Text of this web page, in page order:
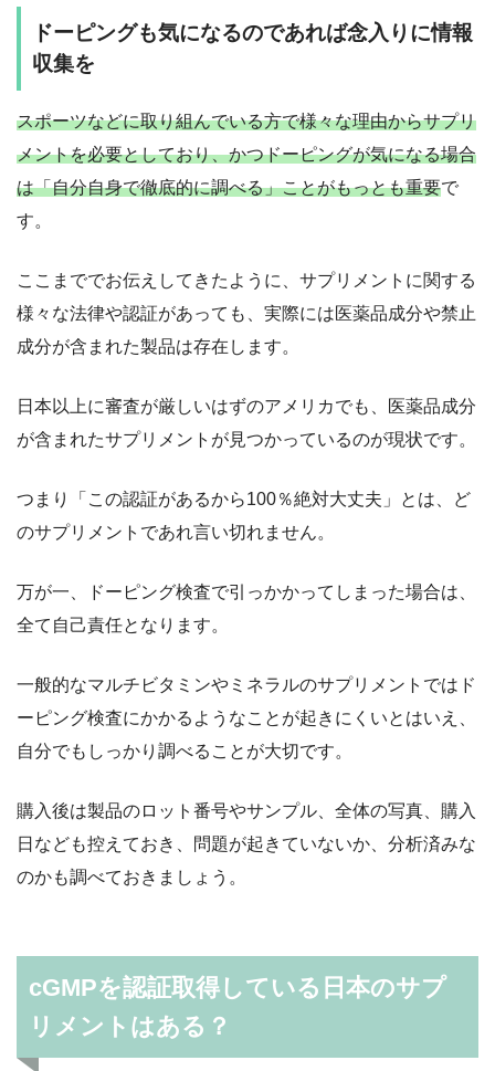
ドーピングも気になるのであれば念入りに情報
収集を
スポーツなどに取り組んでいる方で様々な理由からサプリ
メントを必要としており、かつドーピングが気になる場合
は「自分自身で徹底的に調べる」ことがもっとも重要で
す。
ここまででお伝えしてきたように、サプリメントに関する
様々な法律や認証があっても、実際には医薬品成分や禁止
成分が含まれた製品は存在します。
日本以上に審査が厳しいはずのアメリカでも、医薬品成分
が含まれたサプリメントが見つかっているのが現状です。
つまり「この認証があるから100％絶対大丈夫」とは、ど
のサプリメントであれ言い切れません。
万が一、ドーピング検査で引っかかってしまった場合は、
全て自己責任となります。
一般的なマルチビタミンやミネラルのサプリメントではド
ーピング検査にかかるようなことが起きにくいとはいえ、
自分でもしっかり調べることが大切です。
購入後は製品のロット番号やサンプル、全体の写真、購入
日なども控えておき、問題が起きていないか、分析済みな
のかも調べておきましょう。
cGMPを認証取得している日本のサプ
リメントはある？